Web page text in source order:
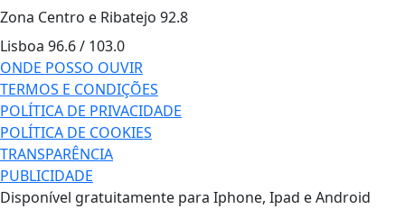
Zona Centro e Ribatejo 92.8
Lisboa 96.6 / 103.0
ONDE POSSO OUVIR
TERMOS E CONDIÇÕES
POLÍTICA DE PRIVACIDADE
POLÍTICA DE COOKIES
TRANSPARÊNCIA
PUBLICIDADE
Disponível gratuitamente para Iphone, Ipad e Android